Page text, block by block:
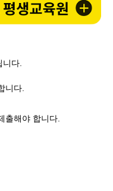
다.
니다.
출해야 합니다.